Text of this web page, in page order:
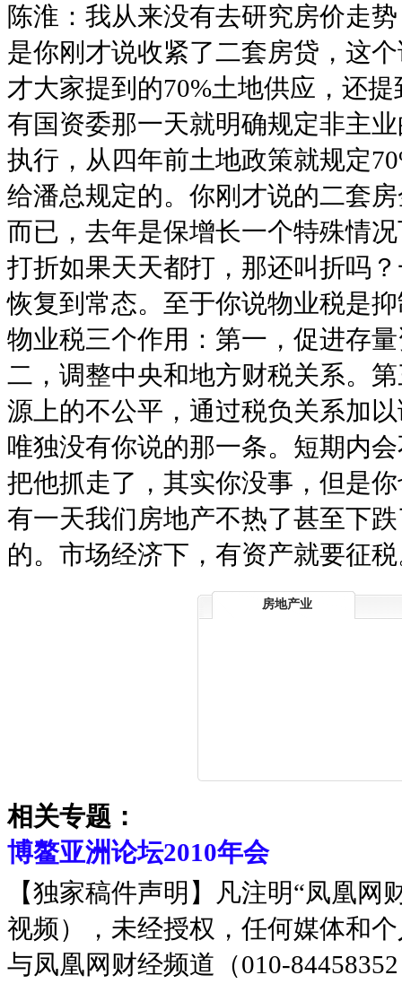
陈淮：我从来没有去研究房价走
是你刚才说收紧了二套房贷，这
才大家提到的70%土地供应，还
有国资委那一天就明确规定非主
执行，从四年前土地政策就规定
给潘总规定的。你刚才说的二套
而已，去年是保增长一个特殊情
打折如果天天都打，那还叫折吗
恢复到常态。至于你说物业税是
物业税三个作用：第一，促进存
二，调整中央和地方财税关系。
源上的不公平，通过税负关系加
唯独没有你说的那一条。短期内
把他抓走了，其实你没事，但是
有一天我们房地产不热了甚至下
的。市场经济下，有资产就要征
房地产业
相关专题：
博鳌亚洲论坛2010年会
【独家稿件声明】凡注明“凤凰
视频），未经授权，任何媒体和
与凤凰网财经频道（010-